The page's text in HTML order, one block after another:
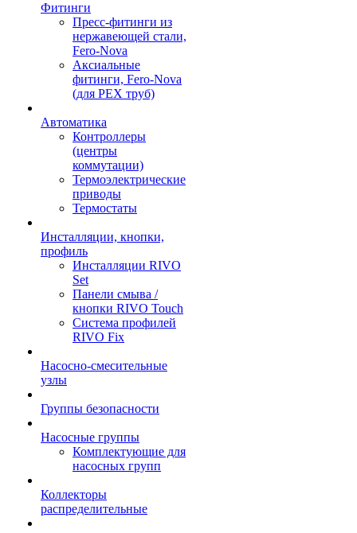
Фитинги
Пресс-фитинги из
нержавеющей стали,
Fero-Nova
Аксиальные
фитинги, Fero-Nova
(для PEX труб)
Автоматика
Контроллеры
(центры
коммутации)
Термоэлектрические
приводы
Термостаты
Инсталляции, кнопки,
профиль
Инсталляции RIVO
Set
Панели смыва /
кнопки RIVO Touch
Система профилей
RIVO Fix
Насосно-смесительные
узлы
Группы безопасности
Насосные группы
Комплектующие для
насосных групп
Коллекторы
распределительные